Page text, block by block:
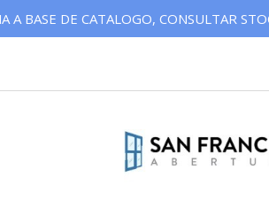
A BASE DE CATALOGO, CONSULTAR